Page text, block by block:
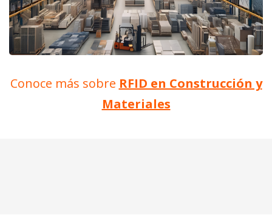
Conoce más sobre RFID en Construcción y
Materiales